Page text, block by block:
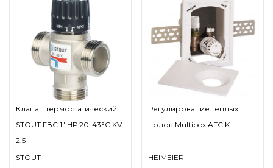
Клапан термостатический
STOUT ГВС 1" НР 20-43°С KV
2,5
STOUT
Регулирование теплых
полов Multibox AFC K
HEIMEIER